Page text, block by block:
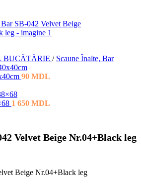
BUCĂTĂRIE / Scaune Înalte, Bar
90 MDL
1 650 MDL
Velvet Beige Nr.04+Black leg
Beige Nr.04+Black leg